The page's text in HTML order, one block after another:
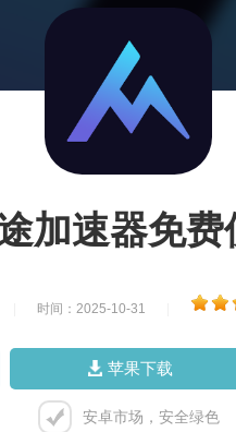
加速器免费
时间：2025-10-31
苹果下载
安卓市场，安全绿色